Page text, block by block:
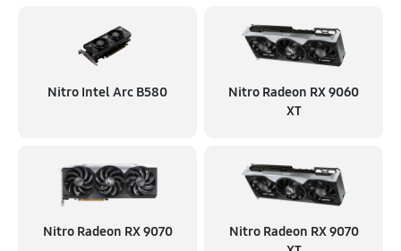
Nitro Intel Arc B580
Nitro Radeon RX 9060
XT
Nitro Radeon RX 9070
Nitro Radeon RX 9070